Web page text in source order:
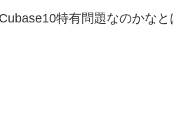
特有問題なのかなと